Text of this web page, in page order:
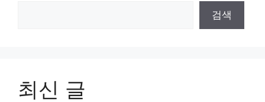
검색
최신 글